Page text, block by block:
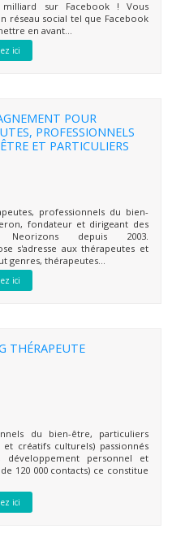
milliard sur Facebook ! Vous
réseau social tel que Facebook
en avant...
ici
POUR
PROFESSIONNELS
ET PARTICULIERS
professionnels du bien-
fondateur et dirigeant des
depuis 2003.
s'adresse aux thérapeutes et
thérapeutes...
ici
THÉRAPEUTE
du bien-être, particuliers
créatifs culturels) passionnés
développement personnel et
120 000 contacts) ce constitue
ici